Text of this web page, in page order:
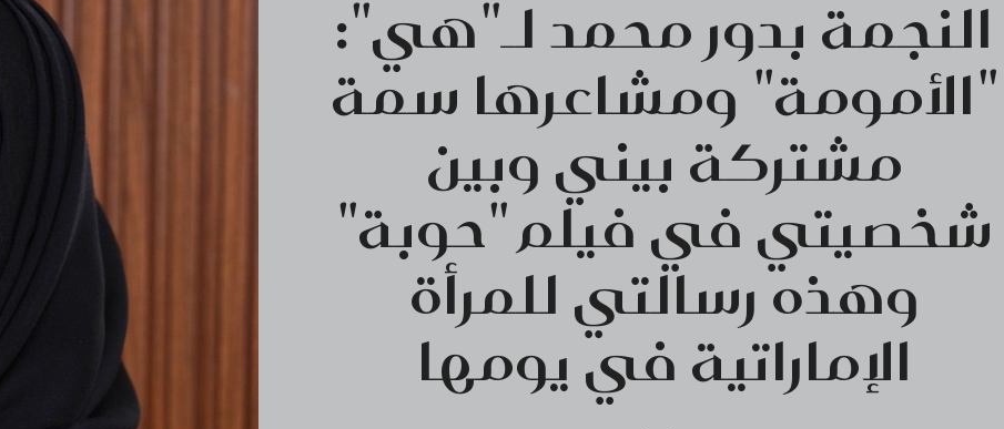
النجمة بدور محمد لـ"هي":
"الأمومة" ومشاعرها سمة
مشتركة بيني وبين
شخصيتي في فيلم "حوبة"
وهذه رسالتي للمرأة
الإماراتية في يومها